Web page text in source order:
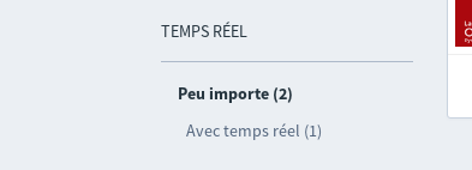
TEMPS RÉEL
Peu importe (2)
Avec temps réel (1)